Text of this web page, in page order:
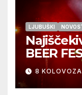
LJUBUŠKI
BEER
8